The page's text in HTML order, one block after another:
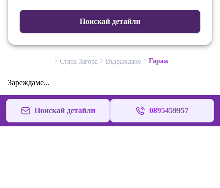
Поискай детайли
Стара Загора Възраждане Гараж
Зареждаме...
Поискай детайли 0895459957